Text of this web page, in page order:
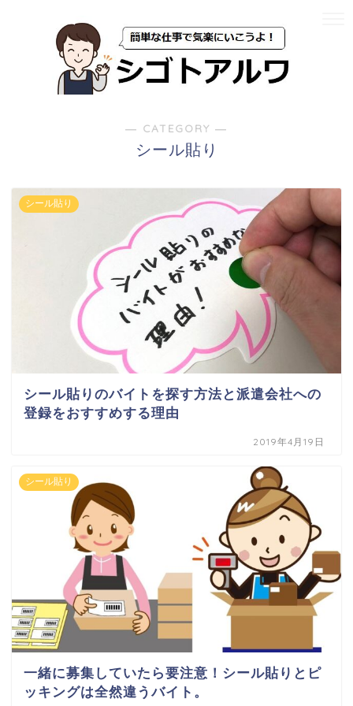
― CATEGORY ―
シール貼り
シール貼り
シール貼りのバイトを探す方法と派遣会社への
登録をおすすめする理由
2019年4月19日
シール貼り
一緒に募集していたら要注意！シール貼りとピ
ッキングは全然違うバイト。